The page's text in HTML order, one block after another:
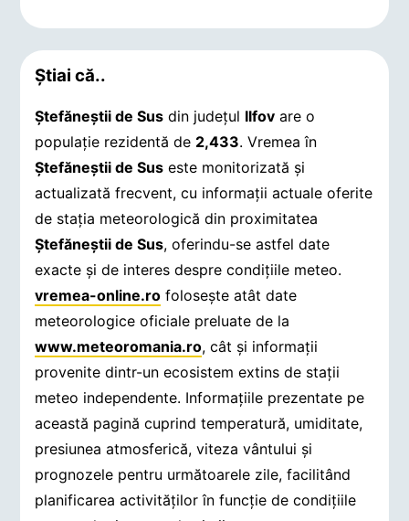
Știai că..
Ştefăneştii de Sus din județul Ilfov are o
populație rezidentă de 2,433. Vremea în
Ştefăneştii de Sus este monitorizată și
actualizată frecvent, cu informații actuale oferite
de stația meteorologică din proximitatea
Ştefăneştii de Sus, oferindu-se astfel date
exacte și de interes despre condițiile meteo.
vremea-online.ro folosește atât date
meteorologice oficiale preluate de la
www.meteoromania.ro, cât și informații
provenite dintr-un ecosistem extins de stații
meteo independente. Informațiile prezentate pe
această pagină cuprind temperatură, umiditate,
presiunea atmosferică, viteza vântului și
prognozele pentru următoarele zile, facilitând
planificarea activităților în funcție de condițiile